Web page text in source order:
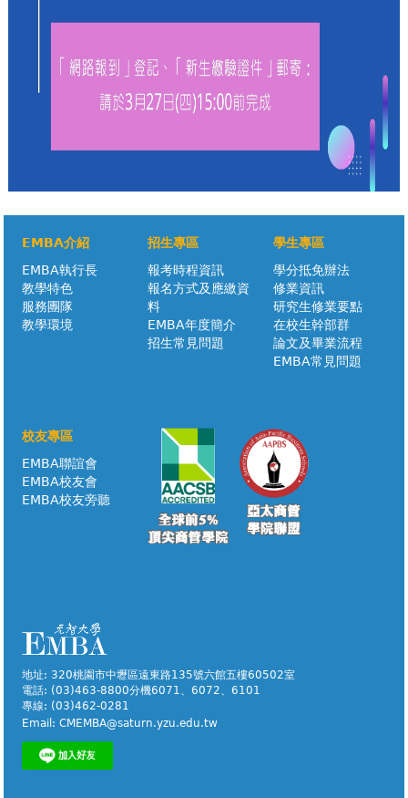
地址: 320桃園市中壢區遠東路135號六館五樓60502室
電話: (03)463-8800分機6071、6072、6101
專線: (03)462-0281
Email:CMEMBA@saturn.yzu.edu.tw
EMBA介紹
EMBA執行長
教學特色
服務團隊
教學環境
招生專區
報考時程資訊
報名方式及應繳資
料
EMBA年度簡介
招生常見問題
學生專區
學分抵免辦法
修業資訊
研究生修業要點
在校生幹部群
論文及畢業流程
EMBA常見問題
校友專區
EMBA聯誼會
EMBA校友會
EMBA校友旁聽